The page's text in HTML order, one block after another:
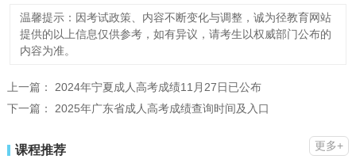
温馨提示：因考试政策、内容不断变化与调整，诚为径教育网站
提供的以上信息仅供参考，如有异议，请考生以权威部门公布的
内容为准。
上一篇： 2024年宁夏成人高考成绩11月27日已公布
下一篇： 2025年广东省成人高考成绩查询时间及入口
课程推荐 更多+